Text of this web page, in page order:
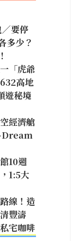
要停
多少？
「虎爺
高地
遊秘境
經濟艙
Dream
10週
1:5大
線！造
豐濤
宅咖啡